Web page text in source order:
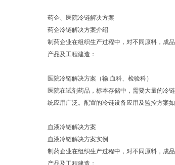
药企、医院冷链解决方案
药企冷链解决方案介绍
制药企业在组织生产过程中，对不同原料，成
产品及工程建造：
医院冷链解决方案（输.血科、检验科）
医院在试剂药品，标本存储中，需要大量的冷
统应用广泛。配置的冷链设备应用及监控方案如
血液冷链解决方案
血液冷链解决方案实例
制药企业在组织生产过程中，对不同原料，成
产品及工程建造：